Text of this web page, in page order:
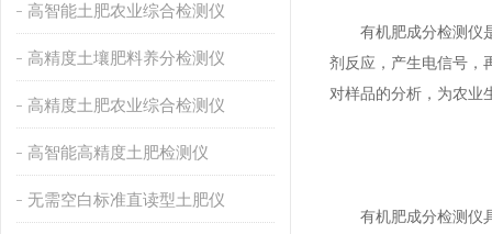
高智能土肥农业综合检测仪
高精度土壤肥料养分检测仪
高精度土肥农业综合检测仪
高智能高精度土肥检测仪
无需空白标准直读型土肥仪
有机肥成分检测仪是
剂反应，产生电信号，
对样品的分析，为农业
有机肥成分检测仪